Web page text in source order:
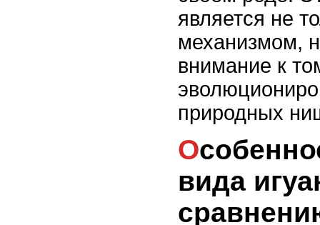
является не
механизмом,
внимание к
природных
Особенности внешнего
вида